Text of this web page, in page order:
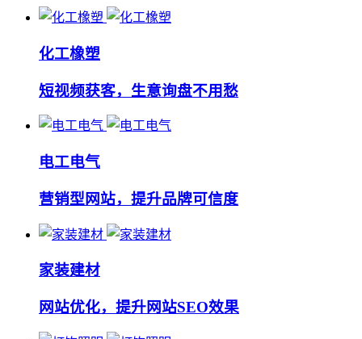
化工橡塑
短视频获客，生意询盘不用愁
电工电气
营销型网站，提升品牌可信度
家装建材
网站优化，提升网站SEO效果